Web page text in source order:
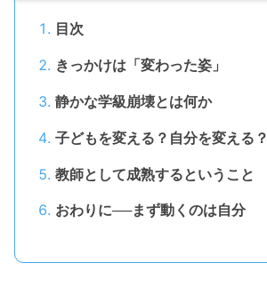
目次
きっかけは「変わった姿」
静かな学級崩壊とは何か
子どもを変える？自分を変える？
教師として成熟するということ
おわりに──まず動くのは自分